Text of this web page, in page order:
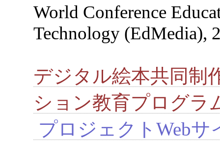
World Conference
Technology (EdMedia),
デジタル絵本共同制
ション教育プログラ
プロジェクトWeb